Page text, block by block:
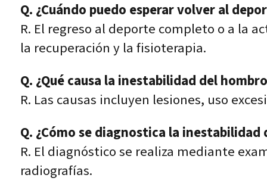
Q. ¿Cuándo puedo esperar volver al
R. El regreso al deporte completo o a la
la recuperación y la fisioterapia.
Q. ¿Qué causa la inestabilidad del
R. Las causas incluyen lesiones, uso
Q. ¿Cómo se diagnostica la
R. El diagnóstico se realiza mediante
radiografías.